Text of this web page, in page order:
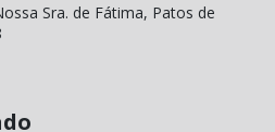
Sra. de Fátima, Patos de